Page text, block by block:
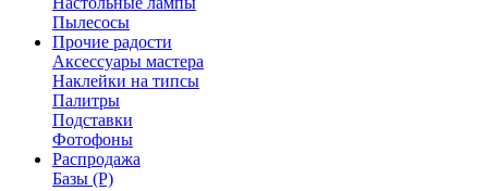
Пылесосы
Прочие радости
Аксессуары мастера
Наклейки на типсы
Палитры
Подставки
Фотофоны
Распродажа
Базы (Р)